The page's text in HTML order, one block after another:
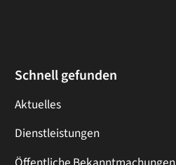
Schnell gefunden
Aktuelles
Dienstleistungen